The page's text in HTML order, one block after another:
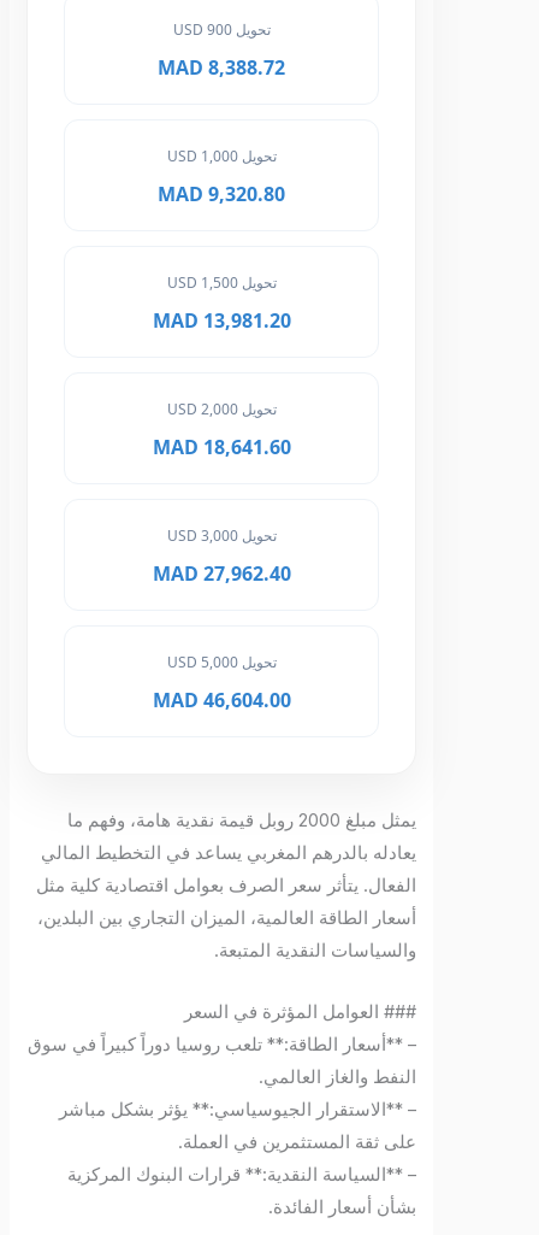
تحويل 900 USD
8,388.72 MAD
تحويل 1,000 USD
9,320.80 MAD
تحويل 1,500 USD
13,981.20 MAD
تحويل 2,000 USD
18,641.60 MAD
تحويل 3,000 USD
27,962.40 MAD
تحويل 5,000 USD
46,604.00 MAD
يمثل مبلغ 2000 روبل قيمة نقدية هامة، وفهم ما
يعادله بالدرهم المغربي يساعد في التخطيط المالي
الفعال. يتأثر سعر الصرف بعوامل اقتصادية كلية مثل
أسعار الطاقة العالمية، الميزان التجاري بين البلدين،
والسياسات النقدية المتبعة.
### العوامل المؤثرة في السعر
– **أسعار الطاقة:** تلعب روسيا دوراً كبيراً في سوق
النفط والغاز العالمي.
– **الاستقرار الجيوسياسي:** يؤثر بشكل مباشر
على ثقة المستثمرين في العملة.
– **السياسة النقدية:** قرارات البنوك المركزية
بشأن أسعار الفائدة.